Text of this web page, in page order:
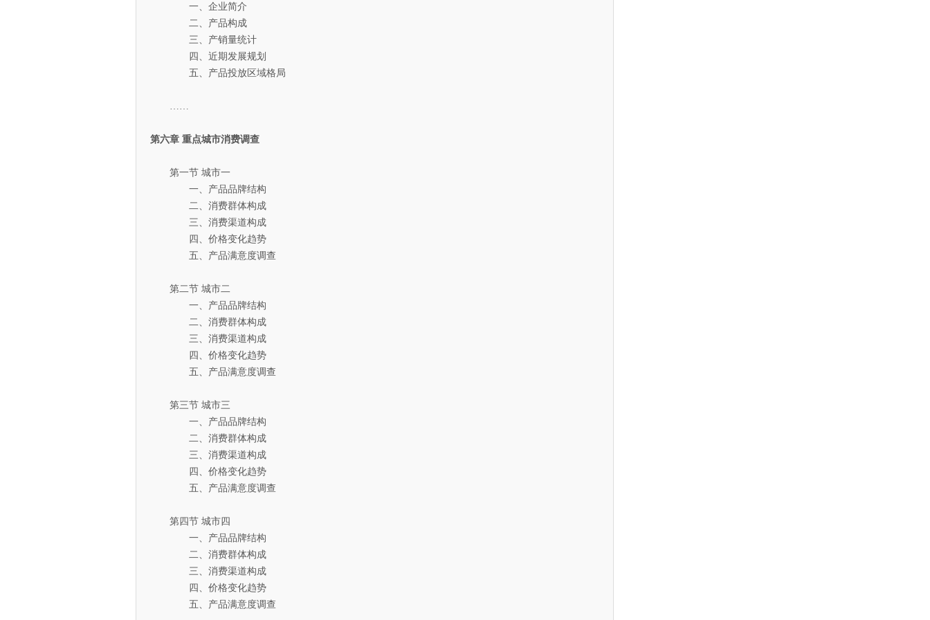
一、企业简介
二、产品构成
三、产销量统计
四、近期发展规划
五、产品投放区域格局
……
第六章 重点城市消费调查
第一节 城市一
一、产品品牌结构
二、消费群体构成
三、消费渠道构成
四、价格变化趋势
五、产品满意度调查
第二节 城市二
一、产品品牌结构
二、消费群体构成
三、消费渠道构成
四、价格变化趋势
五、产品满意度调查
第三节 城市三
一、产品品牌结构
二、消费群体构成
三、消费渠道构成
四、价格变化趋势
五、产品满意度调查
第四节 城市四
一、产品品牌结构
二、消费群体构成
三、消费渠道构成
四、价格变化趋势
五、产品满意度调查